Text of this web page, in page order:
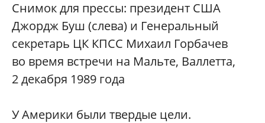
Снимок для прессы: президент США
Джордж Буш (слева) и Генеральный
секретарь ЦК КПСС Михаил Горбачев
во время встречи на Мальте, Валлетта,
2 декабря 1989 года
У Америки были твердые цели.